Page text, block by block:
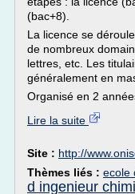
(bac+8).
La licence se
de nombreux
lettres, etc. Les
généralement en
Organisé en 2
Lire la suite
Site : http://
Thèmes liés : ecole
d ingenieur